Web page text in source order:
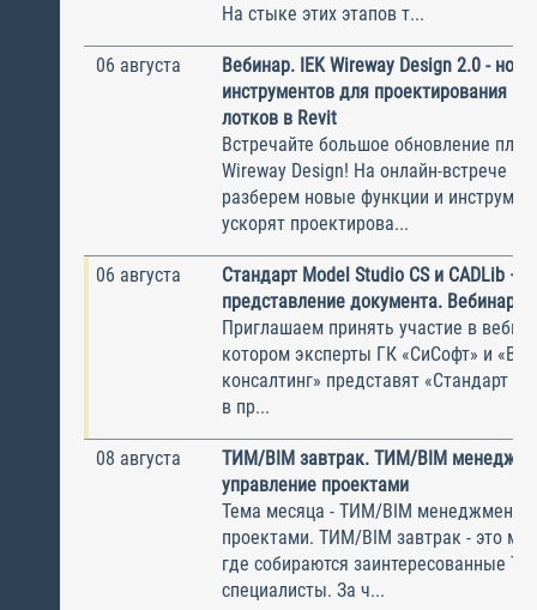
На стыке этих этапов т...
06 августа
Вебинар. IEK Wireway Design 2.0 -
инструментов для проектирования
лотков в Revit
Встречайте большое обновление
Wireway Design! На онлайн-встрече
разберем новые функции и
ускорят проектирова...
06 августа
Стандарт Model Studio CS и CADLib —
представление документа. Вебинар
Приглашаем принять участие в
котором эксперты ГК «СиСофт» и
консалтинг» представят «Стандарт
в пр...
08 августа
ТИМ/BIM завтрак. ТИМ/BIM
управление проектами
Тема месяца - ТИМ/BIM менеджмент и
проектами. ТИМ/BIM завтрак - это
где собираются заинтересованные
специалисты. За ч...